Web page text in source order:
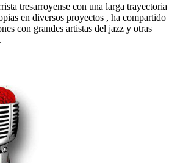
tresarroyense con una larga trayectoria
en diversos proyectos , ha compartido
con grandes artistas del jazz y otras